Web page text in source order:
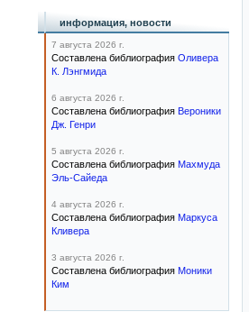
информация, новости
7 августа 2026 г.
Составлена библиография Оливера
К. Лэнгмида
6 августа 2026 г.
Составлена библиография Вероники
Дж. Генри
5 августа 2026 г.
Составлена библиография Махмуда
Эль-Сайеда
4 августа 2026 г.
Составлена библиография Маркуса
Кливера
3 августа 2026 г.
Составлена библиография Моники
Ким